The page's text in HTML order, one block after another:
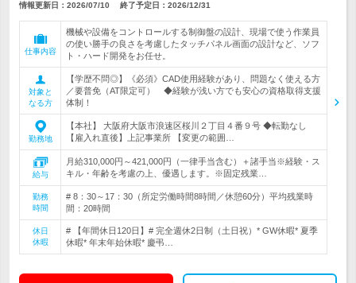
情報更新日：2026/07/10 終了予定日： 2026/12/31
仕事内容
機械や設備をコントロールする制御盤の設計、現場で使う作業員
の使い勝手の良さを考慮したタッチパネル画面の設計など、ソフ
ト・ハード開発をお任せ。
対象と
なる方
【学歴不問◎】《必須》CAD使用経験があり、問題なく使える方
／要普免（AT限定可） ◆経験が浅い方でも安心の資格取得支援
体制！
勤務地
【本社】 大阪府大阪市浪速区桜川２丁目４番９号 ◆転勤なし
【雇入れ直後】上記事業所 【変更の範囲…
給与
月給310,000円～421,000円（一律手当含む）＋諸手当※経験・ス
キル・年齢を考慮の上、優遇します。※固定残業…
勤務
時間
# 8：30～17：30（所定労働時間8時間／休憩60分）平均残業時
間：20時間
休日
休暇
# 【年間休日120日】# 完全週休2日制（土日祝）* GW休暇* 夏季
休暇* 年末年始休暇* 慶弔…